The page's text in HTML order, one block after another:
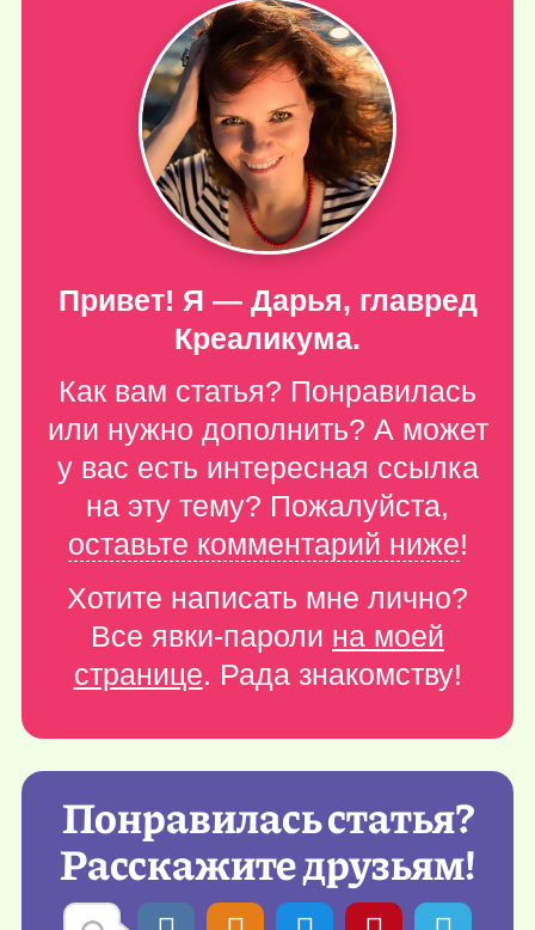
Привет! Я — Дарья, главред
Креаликума.
Как вам статья? Понравилась
или нужно дополнить? А может
у вас есть интересная ссылка
на эту тему? Пожалуйста,
оставьте комментарий ниже!
Хотите написать мне лично?
Все явки-пароли на моей
странице. Рада знакомству!
Понравилась статья?
Расскажите друзьям!